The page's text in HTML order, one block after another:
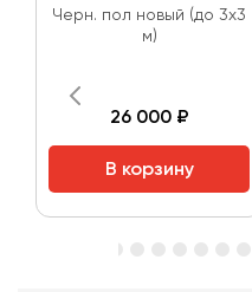
Черн. пол новый (до 3х3
м)
26 000 ₽
В корзину